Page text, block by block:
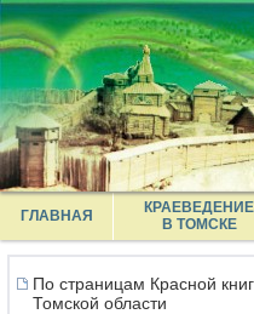
ГЛАВНАЯ
КРАЕВЕДЕНИЕ
В ТОМСКЕ
По страницам Красной
Томской области